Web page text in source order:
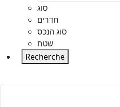
סוג
חדרים
סוג הנכס
שטח
Recherche